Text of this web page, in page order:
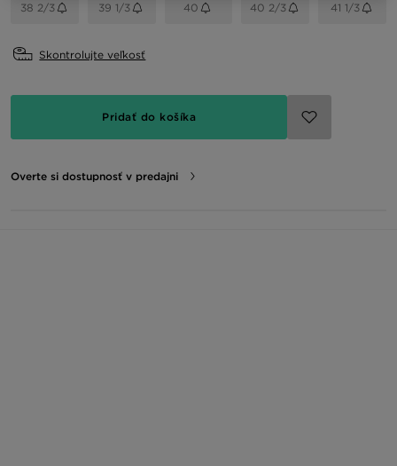
38 2/3 39 1/3 40 40 2/3 41 1/3
Skontrolujte veľkosť
Pridať do košíka
Overte si dostupnosť v predajni